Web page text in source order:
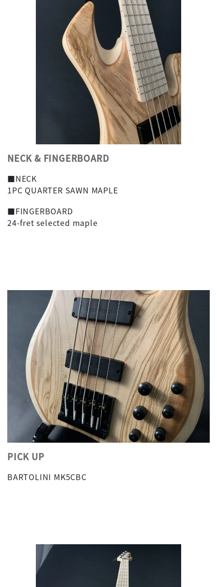
NECK & FINGERBOARD
■NECK
1PC QUARTER SAWN MAPLE
■FINGERBOARD
24-fret selected maple
PICK UP
BARTOLINI MK5CBC